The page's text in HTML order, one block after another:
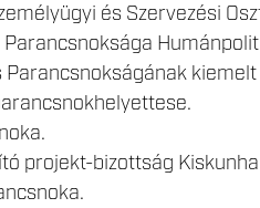
és Szervezési
projekt-bizottság